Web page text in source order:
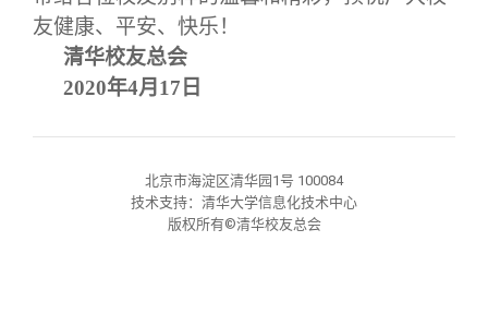
友健康、平安、快乐！
清华校友总会
2020年4月17日
北京市海淀区清华园1号 100084
技术支持：清华大学信息化技术中心
版权所有©清华校友总会